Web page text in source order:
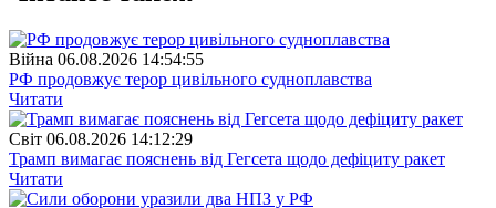
Війна 06.08.2026 14:54:55
РФ продовжує терор цивільного судноплавства
Читати
Свiт 06.08.2026 14:12:29
Трамп вимагає пояснень від Гегсета щодо дефіциту ракет
Читати